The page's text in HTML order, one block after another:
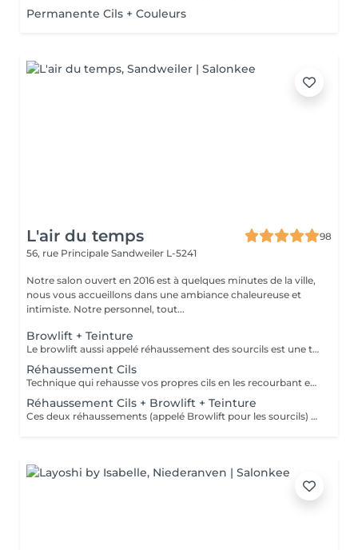
Permanente Cils + Couleurs
L'air du temps
98
56, rue Principale Sandweiler L-5241
Notre salon ouvert en 2016 est à quelques minutes de la ville,
nous vous accueillons dans une ambiance chaleureuse et
intimiste. Notre personnel, tout...
Browlift + Teinture
Le browlift aussi appelé réhaussement des sourcils est une technique pour discipliner les poils parfois broussailleux des sourcils, les rehausser et leur donner une jolie forme, il inclut d'office une teinture. C'est une dernière tendance dans la beauté du regard. Peut être associé à un réhaussement des cils pour un résultat plus spectaculaire. Tenue environ 4 semaines. Il est nécessaire d'avoir des sourcils fournis et ne pas avoir fait une teinture de ceux-ci dans les semaines précédentes.
Réhaussement Cils
Technique qui rehausse vos propres cils en les recourbant et en leur donnant une apparence allongée. Vous donnera un regard agrandi. Tenue 2 à 3 mois. La teinture est vivement recommandée pour obtenir un meilleur résultat, un regard plus intense. La kératine est un soin pour, hydrater, nourrir et fortifier les cils. Il faut garder les yeux fermés pendant le traitement. Ne pas venir avec de mascara ce jour de préférence. Pour un regard encore plus spectaculaire vous pouvez combiner avec le réhaussement de sourcils, appelé Browlift.
Réhaussement Cils + Browlift + Teinture
Ces deux réhaussements (appelé Browlift pour les sourcils) vous donneront un look différent, votre regard sera doublement embelli. Vos sourcils doivent contenir assez de poils pour cette technique. Tenue 2-3 mois. Remarque: ne pas porter de mascara le jour du soin de préférence; pas de teinture de sourcils les 3 mois avant.